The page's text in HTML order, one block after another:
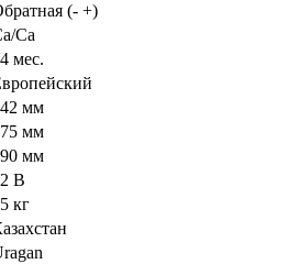
(- +)
Ca
мес.
мм
мм
мм
В
кг